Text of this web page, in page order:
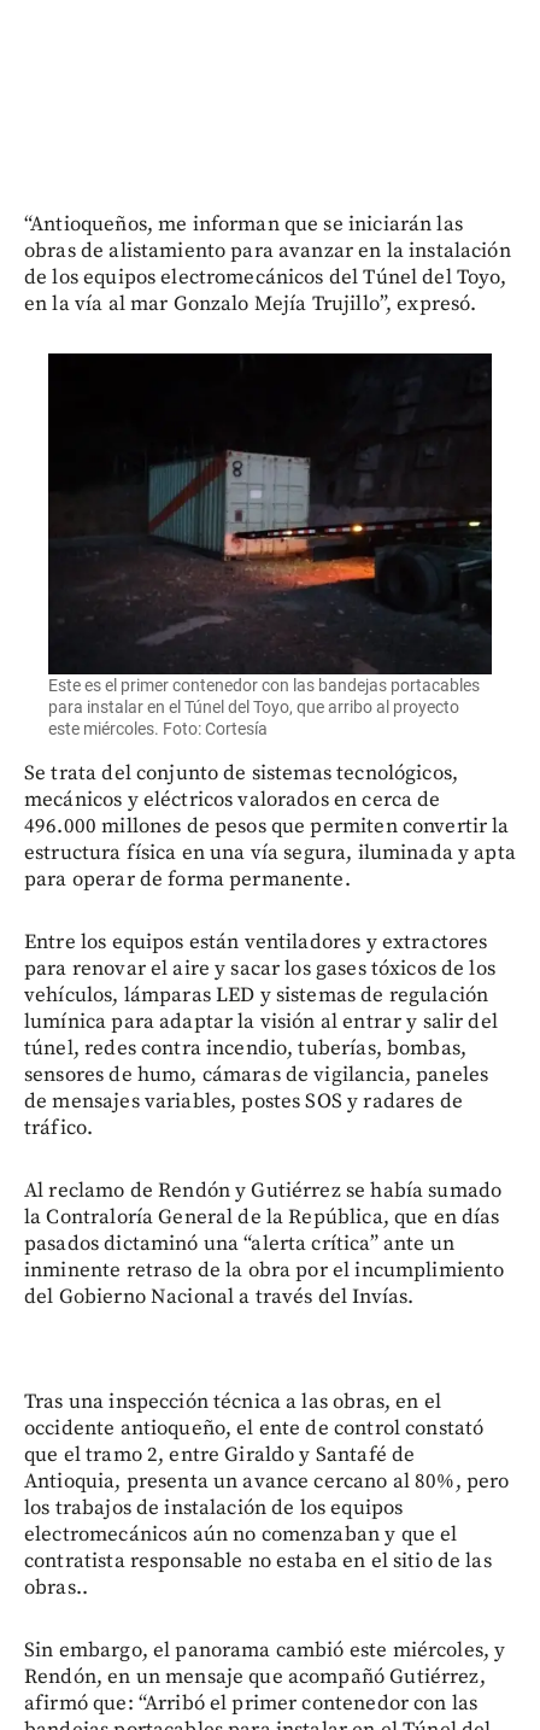
“Antioqueños, me informan que se iniciarán las
obras de alistamiento para avanzar en la instalación
de los equipos electromecánicos del Túnel del Toyo,
en la vía al mar Gonzalo Mejía Trujillo”, expresó.
Este es el primer contenedor con las bandejas portacables
para instalar en el Túnel del Toyo, que arribo al proyecto
este miércoles. Foto: Cortesía
Se trata del conjunto de sistemas tecnológicos,
mecánicos y eléctricos valorados en cerca de
496.000 millones de pesos que permiten convertir la
estructura física en una vía segura, iluminada y apta
para operar de forma permanente.
Entre los equipos están ventiladores y extractores
para renovar el aire y sacar los gases tóxicos de los
vehículos, lámparas LED y sistemas de regulación
lumínica para adaptar la visión al entrar y salir del
túnel, redes contra incendio, tuberías, bombas,
sensores de humo, cámaras de vigilancia, paneles
de mensajes variables, postes SOS y radares de
tráfico.
Al reclamo de Rendón y Gutiérrez se había sumado
la Contraloría General de la República, que en días
pasados dictaminó una “alerta crítica” ante un
inminente retraso de la obra por el incumplimiento
del Gobierno Nacional a través del Invías.
Tras una inspección técnica a las obras, en el
occidente antioqueño, el ente de control constató
que el tramo 2, entre Giraldo y Santafé de
Antioquia, presenta un avance cercano al 80%, pero
los trabajos de instalación de los equipos
electromecánicos aún no comenzaban y que el
contratista responsable no estaba en el sitio de las
obras..
Sin embargo, el panorama cambió este miércoles, y
Rendón, en un mensaje que acompañó Gutiérrez,
afirmó que: “Arribó el primer contenedor con las